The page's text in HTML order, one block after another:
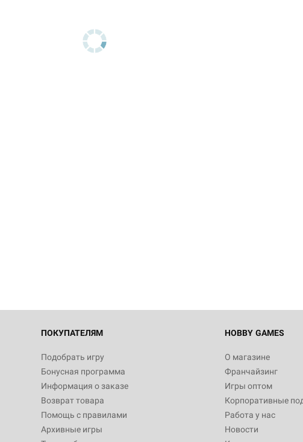
ПОКУПАТЕЛЯМ
Подобрать игру
Бонусная программа
Информация о заказе
Возврат товара
Помощь с правилами
Архивные игры
HOBBY GAMES
О магазине
Франчайзинг
Игры оптом
Корпоративные
Работа у нас
Новости